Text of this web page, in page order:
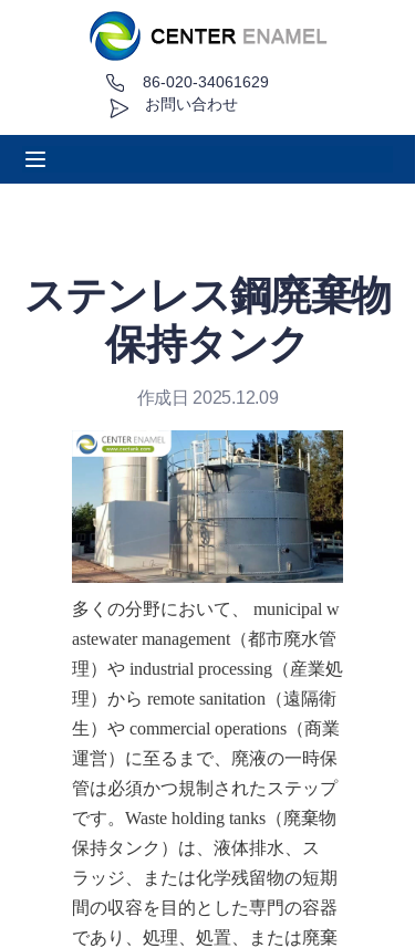
お問い合わせ
86-020-34061629
ステンレス鋼廃棄物
保持タンク
作成日 2025.12.09
多くの分野において、 municipal w
astewater management（都市廃水管
理）や industrial processing（産業処
理）から remote sanitation（遠隔衛
生）や commercial operations（商業
運営）に至るまで、廃液の一時保
管は必須かつ規制されたステップ
です。Waste holding tanks（廃棄物
保持タンク）は、液体排水、ス
ラッジ、または化学残留物の短期
間の収容を目的とした専門の容器
であり、処理、処置、または廃棄
について
プロジェクト事例
ニュース